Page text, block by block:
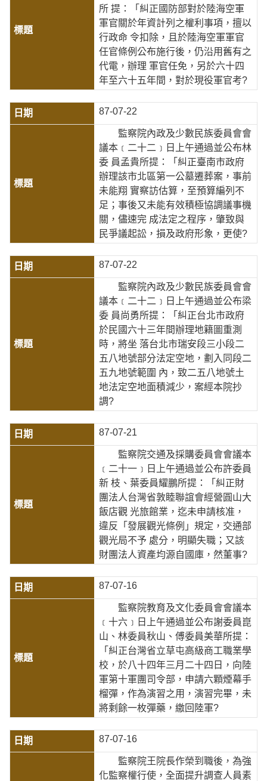
所 提：「糾正國防部對於陸海空軍
軍官關於年資計列之權利事項，擅以
行政命 令扣除，且於陸海空軍軍官
任官條例公布施行後，仍沿用舊有之
代電，辦理 軍官任免，另於六十四
年至六十五年間，對於現役軍官考?
87-07-22
監察院內政及少數民族委員會會
議本﹝二十二﹞日上午通過並公布林
委 員孟貴所提：「糾正臺南市政府
辦理該市北區第一公墓遷葬案，事前
未能翔 實察訪估算，至預算編列不
足；事後又未能有效積極協調議事機
關，儘速完 成法定之程序，肇致與
民爭議起訟，損及政府形象，更使?
87-07-22
監察院內政及少數民族委員會會
議本﹝二十二﹞日上午通過並公布梁
委 員尚勇所提：「糾正台北市政府
於民國六十三年間辦理地籍圖重測
時，將坐 落台北市瑞安段三小段二
五八地號部分法定空地，劃入同段二
五九地號範圍 內，致二五八地號土
地法定空地面積減少，案經本院抄
調?
87-07-21
監察院交通及採購委員會會議本
﹝二十一﹞日上午通過並公布許委員
新 枝、葉委員耀鵬所提：「糾正財
團法人台灣省敦睦聯誼會經營圓山大
飯店觀 光旅館業，迄未申請核准，
違反「發展觀光條例」規定，交通部
觀光局不予 處分，明顯失職；又該
財團法人資產均源自國庫，然董事?
87-07-16
監察院教育及文化委員會會議本
﹝十六﹞日上午通過並公布謝委員崑
山、林委員秋山、傅委員美華所提：
「糾正台灣省立草屯高級商工職業學
校，於八十四年三月二十四日，向陸
軍第十軍團司令部，申請六顆煙幕手
榴彈，作為演習之用，演習完畢，未
將剩餘一枚彈藥，繳回陸軍?
87-07-16
監察院王院長作榮到職後，為強
化監察權行使，全面提升調查人員素